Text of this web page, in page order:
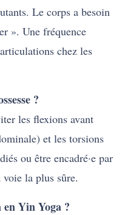
Le corps a besoin
». Une fréquence
chez les
?
les flexions avant
et les torsions
ou être encadré·e par
la plus sûre.
Yin Yoga ?